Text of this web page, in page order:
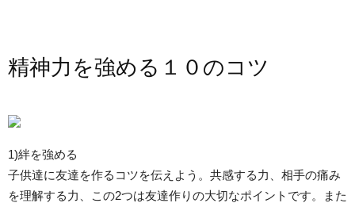
精神力を強める１０のコツ
1)絆を強める
子供達に友達を作るコツを伝えよう。共感する力、相手の痛み
を理解する力、この2つは友達作りの大切なポイントです。また